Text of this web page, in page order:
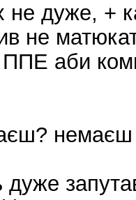
дуже, +
не
аби
немаєш